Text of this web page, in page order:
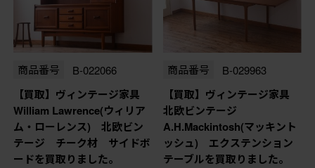
商品番号 B-022066
【買取】ヴィンテージ家具
William Lawrence(ウィリア
ム・ローレンス) 北欧ビン
テージ チーク材 サイドボ
ードを買取りました。
商品番号 B-029963
【買取】ヴィンテージ家具
北欧ビンテージ
A.H.Mackintosh(マッキント
ッシュ) エクステンション
テーブルを買取りました。